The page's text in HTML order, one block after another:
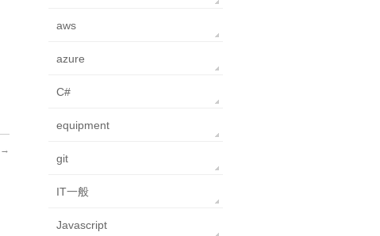
→
aws
azure
C#
equipment
git
IT一般
Javascript